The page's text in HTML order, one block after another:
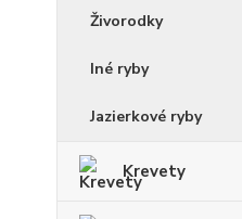
Živorodky
Iné ryby
Jazierkové ryby
Krevety